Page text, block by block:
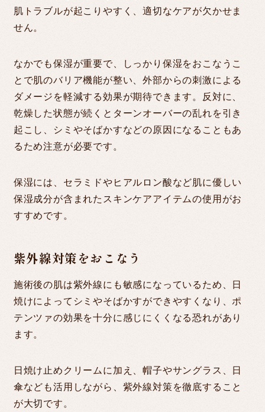
肌トラブルが起こりやすく、適切なケアが欠かせま
せん。
なかでも保湿が重要で、しっかり保湿をおこなうこ
とで肌のバリア機能が整い、外部からの刺激による
ダメージを軽減する効果が期待できます。反対に、
乾燥した状態が続くとターンオーバーの乱れを引き
起こし、シミやそばかすなどの原因になることもあ
るため注意が必要です。
保湿には、セラミドやヒアルロン酸など肌に優しい
保湿成分が含まれたスキンケアアイテムの使用がお
すすめです。
紫外線対策をおこなう
施術後の肌は紫外線にも敏感になっているため、日
焼けによってシミやそばかすができやすくなり、ポ
テンツァの効果を十分に感じにくくなる恐れがあり
ます。
日焼け止めクリームに加え、帽子やサングラス、日
傘なども活用しながら、紫外線対策を徹底すること
が大切です。